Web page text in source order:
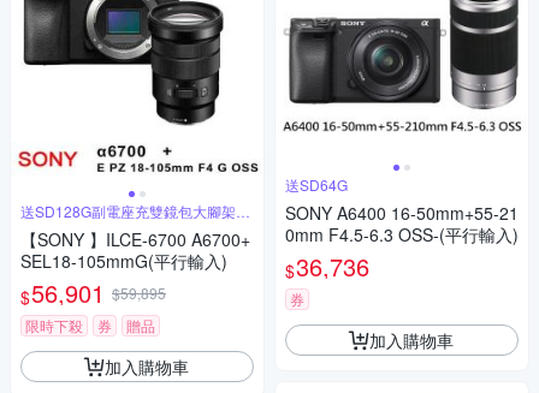
送SD128G副電座充雙鏡包大腳架大
吹球
【SONY 】ILCE-6700 A6700+
SEL18-105mmG(平行輸入)
$56,901 $59,895
限時下殺
券 贈品
加入購物車
送SD64G
SONY A6400 16-50mm+55-21
0mm F4.5-6.3 OSS-(平行輸入)
$36,736
券
加入購物車